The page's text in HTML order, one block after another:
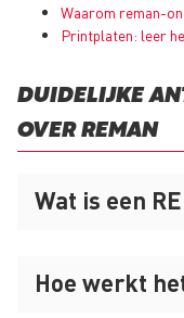
Waarom reman-
Printplaten: leer
DUIDELIJKE
OVER REMAN
Wat is een
Hoe werkt